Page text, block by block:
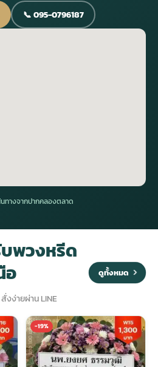
ด
รี
📞 095-0796187
างจากปากคลองตลาด
พวงหรีด
อ
งง่ายผ่าน LINE
ดูทั้งหมด
-19%